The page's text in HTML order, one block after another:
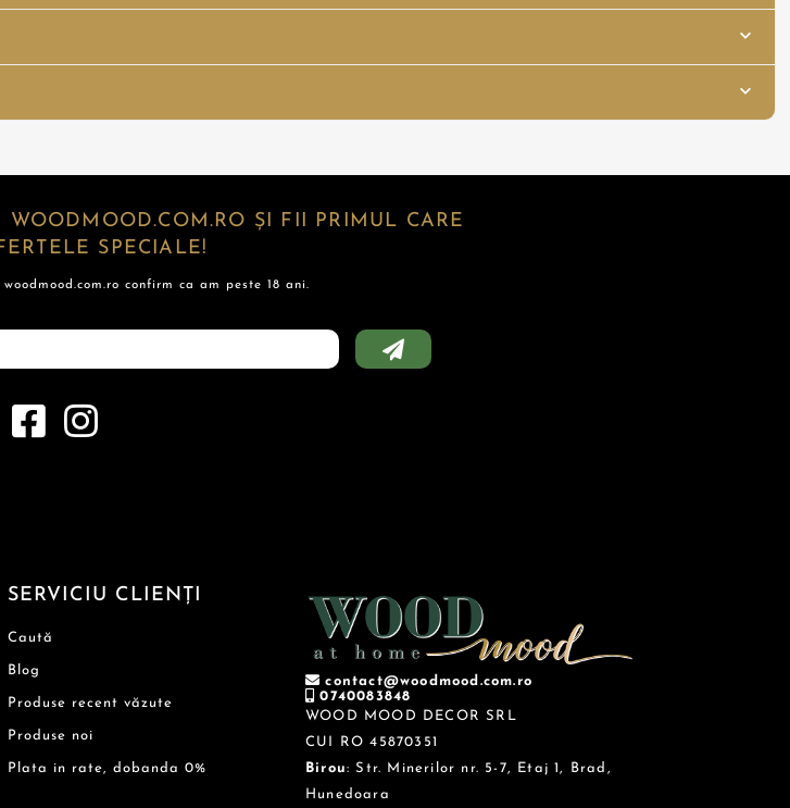
ȘI FII PRIMUL CARE
SPECIALE!
confirm ca am peste 18 ani.
SERVICIU CLIENȚI
Caută
Blog
Produse recent văzute
Produse noi
Plata in rate, dobanda 0%
contact@woodmood.com.ro
0740083848
WOOD MOOD DECOR SRL
CUI RO 45870351
Birou: Str. Minerilor nr. 5-7, Etaj 1, Brad,
Hunedoara